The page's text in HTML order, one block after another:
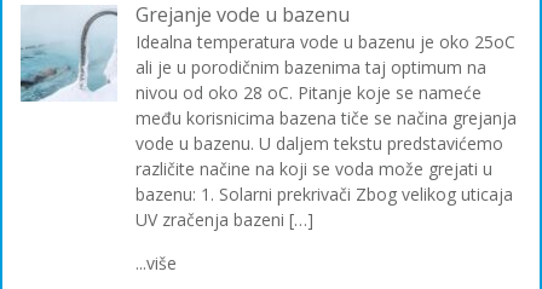
Grejanje vode u bazenu
Idealna temperatura vode u bazenu je oko 25oC
ali je u porodičnim bazenima taj optimum na
nivou od oko 28 oC. Pitanje koje se nameće
među korisnicima bazena tiče se načina grejanja
vode u bazenu. U daljem tekstu predstavićemo
različite načine na koji se voda može grejati u
bazenu: 1. Solarni prekrivači Zbog velikog uticaja
UV zračenja bazeni […]
...više